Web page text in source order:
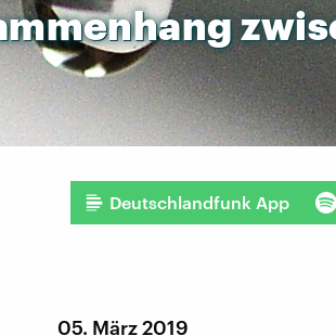
Deutschlandfunk App
05. März 2019